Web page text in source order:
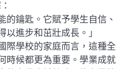
的鑰匙。它賦予學生自信、
以進步和茁壯成長。」
際學校的家庭而言，這種全
時候都更為重要。學業成就